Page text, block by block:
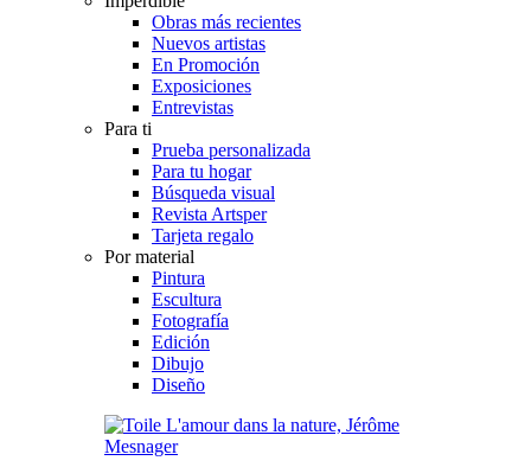
Obras más recientes
Nuevos artistas
En Promoción
Exposiciones
Entrevistas
Para ti
Prueba personalizada
Para tu hogar
Búsqueda visual
Revista Artsper
Tarjeta regalo
Por material
Pintura
Escultura
Fotografía
Edición
Dibujo
Diseño